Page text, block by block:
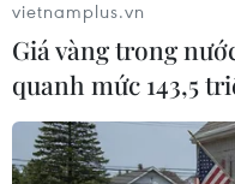
#Bộ Quốc phòng Đức
#Chế tạo vũ khí
vietnamplus.vn
Giá vàng trong
quanh mức 143,5